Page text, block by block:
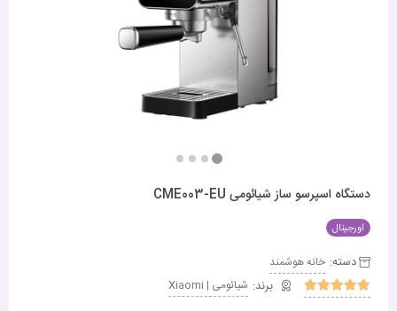
دستگاه اسپرسو ساز شیائومی CME003-EU
اورجینال
دسته: خانه هوشمند
شیائومی | Xiaomi